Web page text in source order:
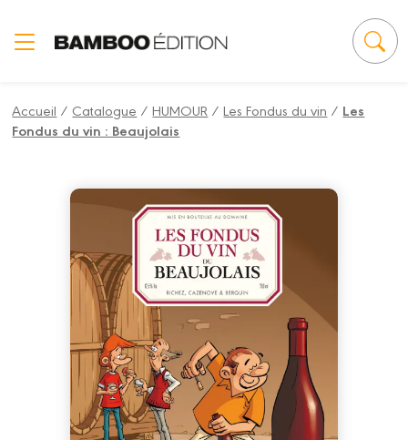
Accueil / Catalogue /HUMOUR /Les Fondus du vin / Les
Fondus du vin : Beaujolais